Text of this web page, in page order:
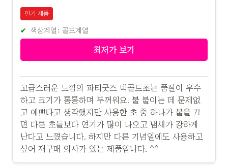
인기 제품
색상계열: 골드계열
최저가 보기
고급스러운 느낌의 파티굿즈 빅골드초는 품질이 우수
하고 크기가 통통하며 두꺼워요. 불 붙이는 데 문제없
고 예쁘다고 생각했지만 사용한 초 중 하나가 불을 끄
면 다른 초들보다 연기가 많이 나오고 냄새가 강하게
난다고 느꼈습니다. 하지만 다른 기념일에도 사용하고
싶어 재구매 의사가 있는 제품입니다. ^^